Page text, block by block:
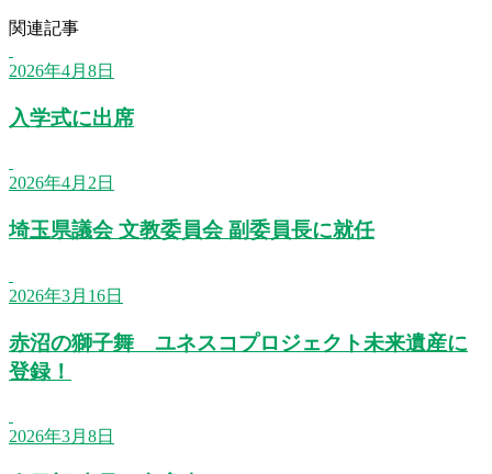
関連記事
2026年4月8日
入学式に出席
2026年4月2日
埼玉県議会 文教委員会 副委員長に就任
2026年3月16日
赤沼の獅子舞 ユネスコプロジェクト未来遺産に
登録！
2026年3月8日